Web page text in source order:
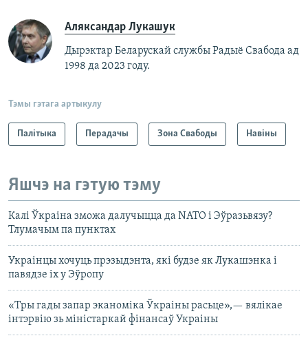
Аляксандар Лукашук
Дырэктар Беларускай службы Радыё Свабода ад
1998 да 2023 году.
Тэмы гэтага артыкулу
Палітыка Перадачы Зона Свабоды Навіны
Яшчэ на гэтую тэму
Калі Ўкраіна зможа далучыцца да NATO і Эўразьвязу?
Тлумачым па пунктах
Украінцы хочуць прэзыдэнта, які будзе як Лукашэнка і
павядзе іх у Эўропу
«Тры гады запар эканоміка Ўкраіны расьце»,— вялікае
інтэрвію зь міністаркай фінансаў Украіны